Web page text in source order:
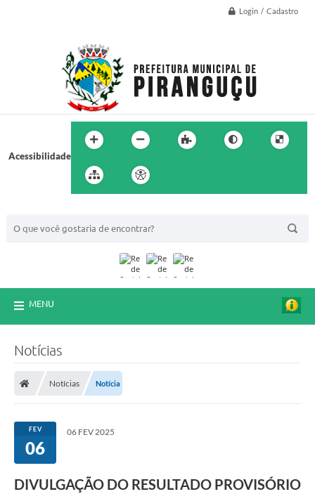
Login / Cadastro
Acessibilidade
MENU
Notícias
Notícias Notícia
FEV
06
06 FEV 2025
DIVULGAÇÃO DO RESULTADO PROVISÓRIO